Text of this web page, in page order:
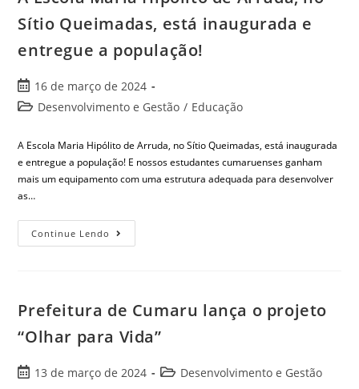
Sítio Queimadas, está inaugurada e
entregue a população!
16 de março de 2024
Desenvolvimento e Gestão / Educação
A Escola Maria Hipólito de Arruda, no Sítio Queimadas, está inaugurada
e entregue a população! E nossos estudantes cumaruenses ganham
mais um equipamento com uma estrutura adequada para desenvolver
as…
Continue Lendo
Prefeitura de Cumaru lança o projeto
“Olhar para Vida”
13 de março de 2024 Desenvolvimento e Gestão